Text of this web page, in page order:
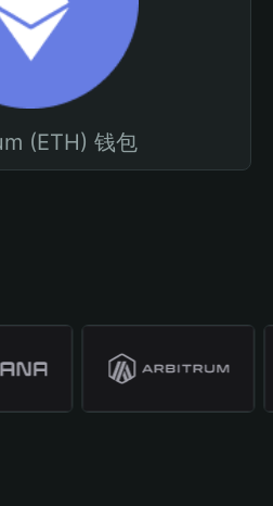
(ETH) 钱包